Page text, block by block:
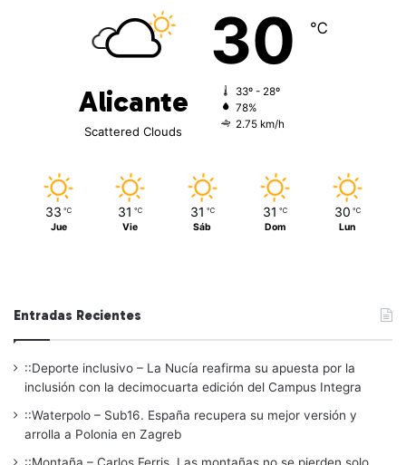
Alicante
Scattered Clouds
30 ℃
33º - 28º
78%
2.75 km/h
33 ℃
Jue
31 ℃
Vie
31 ℃
Sáb
31 ℃
Dom
30 ℃
Lun
Entradas Recientes
::Deporte inclusivo – La Nucía reafirma su apuesta por la
inclusión con la decimocuarta edición del Campus Integra
::Waterpolo – Sub16. España recupera su mejor versión y
arrolla a Polonia en Zagreb
::Montaña – Carlos Ferris. Las montañas no se pierden solo